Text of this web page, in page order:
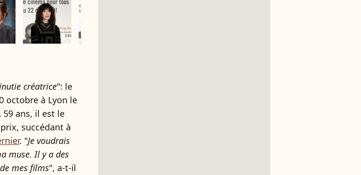
créatrice": le
octobre à Lyon le
ans, il est le
succédant à
. "Je voudrais
muse. Il y a des
mes films", a-t-il